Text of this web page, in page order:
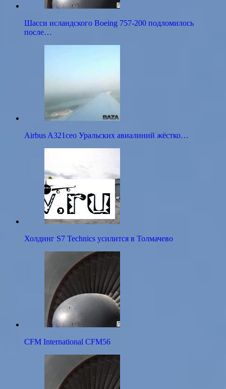
Шасси исландского Boeing 757-200 подломилось
после…
Airbus A321ceo Уральских авиалиний жёстко…
Холдинг S7 Technics усилится в Толмачево
CFM International CFM56